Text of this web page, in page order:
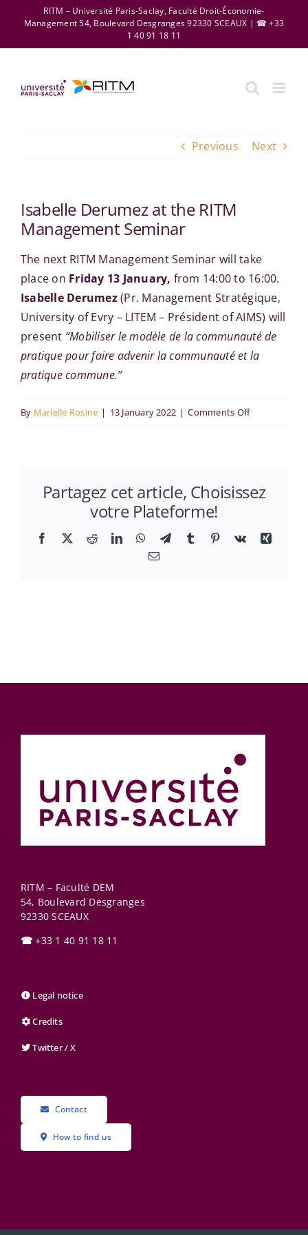
content
RITM – Université Paris-Saclay, Faculté Droit-Économie-
Management 54, Boulevard Desgranges 92330 SCEAUX | ☎ +33
1 40 91 18 11
Previous Next
Isabelle Derumez at the RITM
Management Seminar
The next RITM Management Seminar will take
place on Friday 13 January, from 14:00 to 16:00.
Isabelle Derumez(Pr. Management Stratégique,
University of Evry – LITEM – Président of AIMS) will
present “Mobiliser le modèle de la communauté de
pratique pour faire advenir la communauté et la
pratique commune.”
By Marielle Rosine | 13 January 2022 | Comments Offon
the
Seminar
Partagez cet article, Choisissez
votre Plateforme!
Facebook
X RedditLinkedInWhatsApp
TelegramTumblr Pinterest
Vk
Xing
Email
RITM – Faculté DEM
54, Boulevard Desgranges
92330 SCEAUX
☎ +33 1 40 91 18 11
Legal notice
Credits
Twitter / X
Contact
How to find us